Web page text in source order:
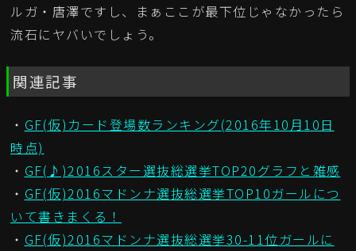
ルガ・唐澤ですし、まぁここが最下位じゃなかったら
流石にヤバいでしょう。
関連記事
・ GF(仮)カード登場数ランキング(2016年10月10日
時点)
・ GF(♪)2016スター選抜総選挙TOP20グラフと雑感
・ GF(仮)2016マドンナ選抜総選挙TOP10ガールにつ
いて書きまくる！
・ GF(仮)2016マドンナ選抜総選挙30-11位ガールに